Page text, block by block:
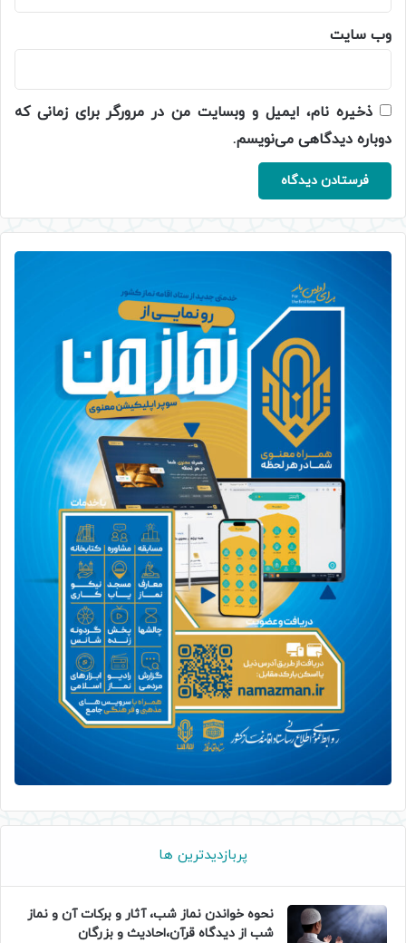
وب‌ سایت
ذخیره نام، ایمیل و وبسایت من در مرورگر برای زمانی که
دوباره دیدگاهی می‌نویسم.
پربازدیدترین ها
نحوه خواندن نماز شب، آثار و برکات آن و نماز
شب از دیدگاه قرآن،احادیث و بزرگان